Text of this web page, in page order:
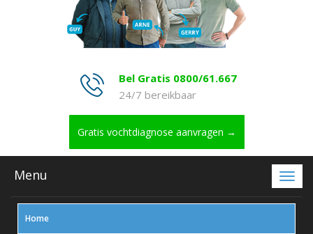
Bel Gratis 0800/61.667
24/7 bereikbaar
Gratis vochtdiagnose aanvragen →
Menu
Home